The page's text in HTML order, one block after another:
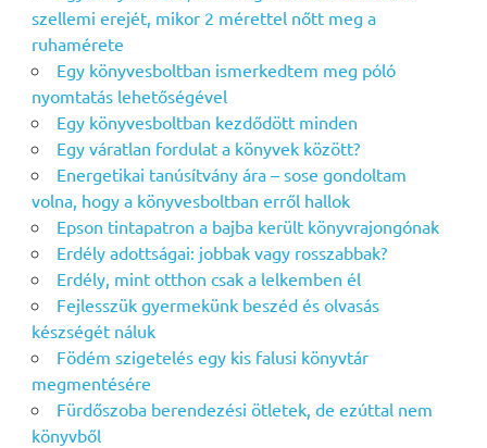
szellemi erejét, mikor 2 mérettel nőtt meg a
ruhamérete
Egy könyvesboltban ismerkedtem meg póló
nyomtatás lehetőségével
Egy könyvesboltban kezdődött minden
Egy váratlan fordulat a könyvek között?
Energetikai tanúsítvány ára – sose gondoltam
volna, hogy a könyvesboltban erről hallok
Epson tintapatron a bajba került könyvrajongónak
Erdély adottságai: jobbak vagy rosszabbak?
Erdély, mint otthon csak a lelkemben él
Fejlesszük gyermekünk beszéd és olvasás
készségét náluk
Födém szigetelés egy kis falusi könyvtár
megmentésére
Fürdőszoba berendezési ötletek, de ezúttal nem
könyvből